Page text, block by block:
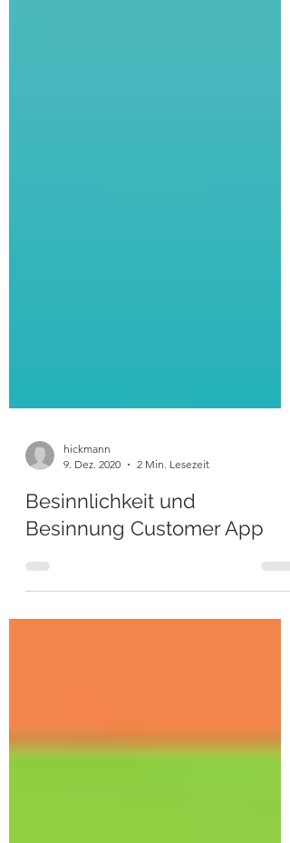
9. Dez. 2020
2 Min. Lesezeit
Besinnlichkeit und
Besinnung Customer App